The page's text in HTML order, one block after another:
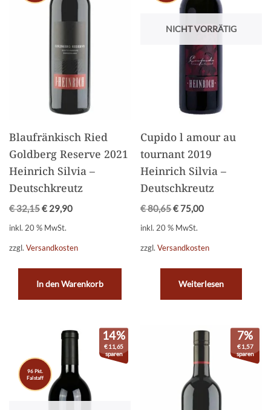
Blaufränkisch Ried
Goldberg Reserve 2021
Heinrich Silvia –
Deutschkreutz
€32,15€ 29,90
inkl. 20 % MwSt.
zzgl. Versandkosten
In den Warenkorb
NICHT VORRÄTIG
Cupido l amour au
tournant 2019
Heinrich Silvia –
Deutschkreutz
€80,65€ 75,00
inkl. 20 % MwSt.
zzgl.Versandkosten
Weiterlesen
96 Pkt.
Falstaff
14%
€11,65
sparen
7%
€1,57
sparen